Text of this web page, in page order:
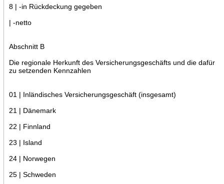
8 | -in Rückdeckung gegeben
| -netto
Abschnitt B
Die regionale Herkunft des Versicherungsgeschäfts und die dafür
zu setzenden Kennzahlen
01 | Inländisches Versicherungsgeschäft (insgesamt)
21 | Dänemark
22 | Finnland
23 | Island
24 | Norwegen
25 | Schweden